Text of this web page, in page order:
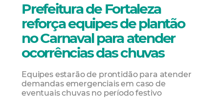
Prefeitura de Fortaleza
reforça equipes de plantão
no Carnaval para atender
ocorrências das chuvas
Equipes estarão de prontidão para atender
demandas emergenciais em caso de
eventuais chuvas no período festivo